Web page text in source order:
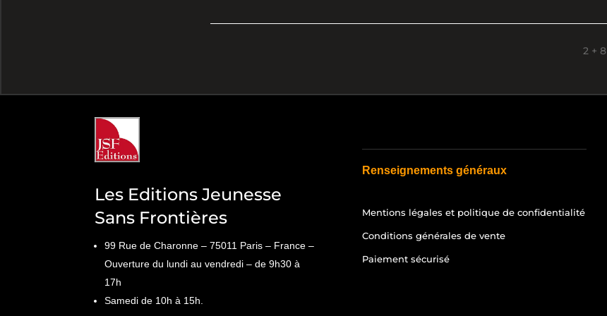
2 + 8
Les Editions Jeunesse
Sans Frontières
99 Rue de Charonne – 75011 Paris – France –
Ouverture du lundi au vendredi – de 9h30 à
17h
Samedi de 10h à 15h.
Renseignements généraux
Mentions légales et politique de confidentialité
Conditions générales de vente
Paiement sécurisé